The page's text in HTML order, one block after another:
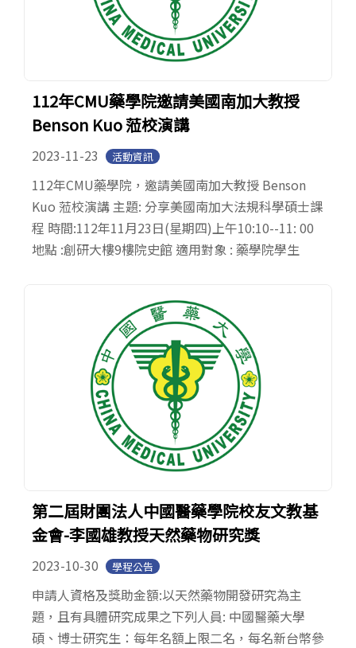
112年CMU藥學院邀請美國南加大教授
Benson Kuo 蒞校演講
2023-11-23 活動資訊
112年CMU藥學院，邀請美國南加大教授 Benson
Kuo 蒞校演講 主題: 分享美國南加大法規科學碩士課
程 時間:112年11月23日(星期四)上午10:10--11: 00
地點 :創研大樓9樓院史館 適用對象 : 藥學院學生
第二屆財團法人中國醫藥學院校友文教基
金會-李國雄教授天然藥物研究獎
2023-10-30 學程公告
​​​​​申請人資格及獎助金額:以天然藥物開發研究為主
題，且有具體研究成果之下列人員: 中國醫藥大學
碩、博士研究生：每年名額上限二名，每名新台幣參